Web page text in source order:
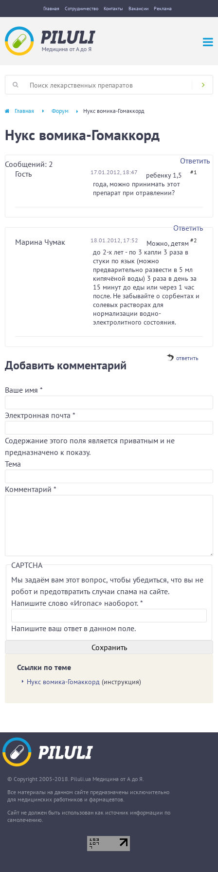
Главная Сотрудничество Контакты Вакансии Реклама
Главная Форум Нукс вомика-Гомаккорд
Нукс вомика-Гомаккорд
Сообщений: 2
Ответить
Гость
17.01.2012, 18:47 #1
ребенку 1,5
года, можно принимать этот
препарат при отравлении?
Ответить
Марина Чумак
18.01.2012, 17:52 #2
Можно, детям
до 2-х лет - по 3 капли 3 раза в
стуки по язык (можно
предварительно развести в 5 мл
кипячёной воды) 3 раза в день за
15 минут до еды или через 1 час
после. Не забывайте о сорбентах и
солевых растворах для
нормализации водно-
электролитного состояния.
ответить
Добавить комментарий
Ваше имя *
Электронная почта *
Содержание этого поля является приватным и не
предназначено к показу.
Тема
Комментарий *
CAPTCHA
Мы задаём вам этот вопрос, чтобы убедиться, что вы не
робот и предотвратить случаи спама на сайте.
Напишите слово «Игопас» наоборот. *
Напишите ваш ответ в данном поле.
Ссылки по теме
Нукс вомика-Гомаккорд (инструкция)
© Copyright 2005-2018. Piluli.ua Медицина от А до Я.
Все материалы на данном сайте предназначены исключительно
для медицинских работников и фармацевтов.
Сайт не должен быть использован как источник информации по
самолечению.